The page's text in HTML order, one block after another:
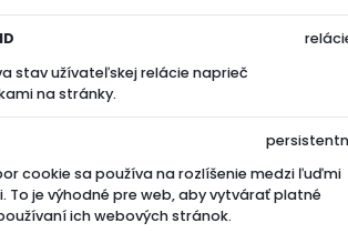
stav užívateľskej relácie naprieč
na stránky.
cookie sa používa na rozlíšenie medzi ľuďmi
To je výhodné pre web, aby vytvárať platné
ich webových stránok.